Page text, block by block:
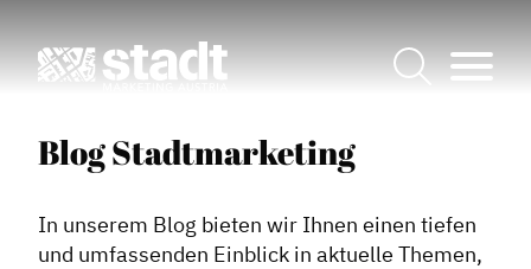
Blog Stadtmarketing
In unserem Blog bieten wir Ihnen einen tiefen
und umfassenden Einblick in aktuelle Themen,